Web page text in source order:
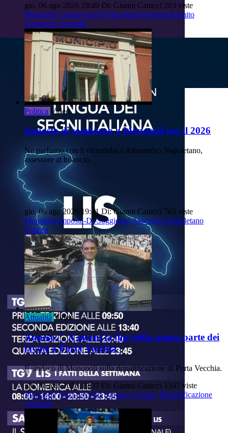
gio, 06 ago 2026 19:49 Di: Gianni Catucci 203 viste
Monopoli Conservatorio-Nino-Rota Roberto-Romito
Presidente Attualità
Politica Video
Imposta di soggiorno a Monopoli per il 2026
Ne parliamo con il vicesindaco Alessandro Napoletano,
assessore al bilancio.
gio, 06 ago 2026 19:41 Di: Gianni Catucci 765 viste
Monopoli Imposta-Di-SoggiornoAssessore-Napoletano
Politica
Attualità Video
Annese: " A giorni la fine della prima parte dei
lavori a Porta Vecchia"
Il sindaco di Monopoli sulla riqualificazione di Porta Vecchia.
gio, 06 ago 2026 19:37 Di: Gianni Catucci 1347 viste
Monopoli Porta-Vecchia Sindaco-Annese Riqualificazione
Attualità